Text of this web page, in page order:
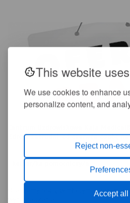
This website
We use cookies to enhance
personalize content, and
Reject non-
Accept all
Centrum Uzdrowiskowe Kaja
Zdroju zatrudni od czerwca osobę
- kelner/ka pomocniczy/a
Oferujemy pracę w młodym zgranym